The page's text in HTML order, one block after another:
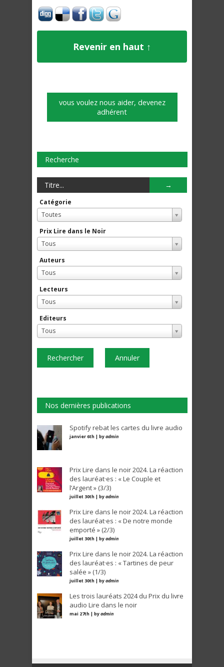
Revenir en haut ↑
vous voulez nous aider, devenez
adhérent
Recherche
Catégorie
Toutes
Prix Lire dans le Noir
Tous
Auteurs
Tous
Lecteurs
Tous
Editeurs
Tous
Rechercher Annuler
Nos dernières publications
Spotify rebat les cartes du livre audio
janvier 6th | byadmin
Prix Lire dans le noir 2024. La réaction
des lauréat·es : « Le Couple et
l’Argent » (3/3)
juillet 30th | byadmin
Prix Lire dans le noir 2024. La réaction
des lauréat·es : « De notre monde
emporté » (2/3)
juillet 30th | byadmin
Prix Lire dans le noir 2024. La réaction
des lauréat·es : « Tartines de peur
salée » (1/3)
juillet 30th | byadmin
Les trois lauréats 2024 du Prix du livre
audio Lire dans le noir
mai 27th | byadmin